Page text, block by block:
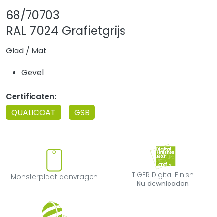
68/70703
RAL 7024 Grafietgrijs
Glad / Mat
Gevel
Certificaten:
QUALICOAT
GSB
Monsterplaat aanvragen
Monsterplaat aanvragen
TIGER Digital
TIGER Digital Finish
Nu downloaden